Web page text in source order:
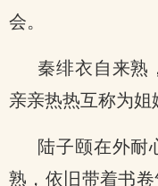
会。
秦绯衣自来熟
亲亲热热互称为姐
陆子颐在外耐
熟，依旧带着书